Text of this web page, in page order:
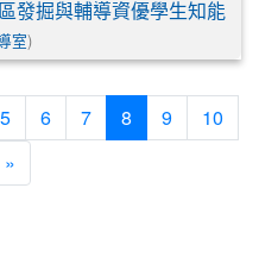
發掘與輔導資優學生知能
室)
5 6 7 8 (current)
9 10
»